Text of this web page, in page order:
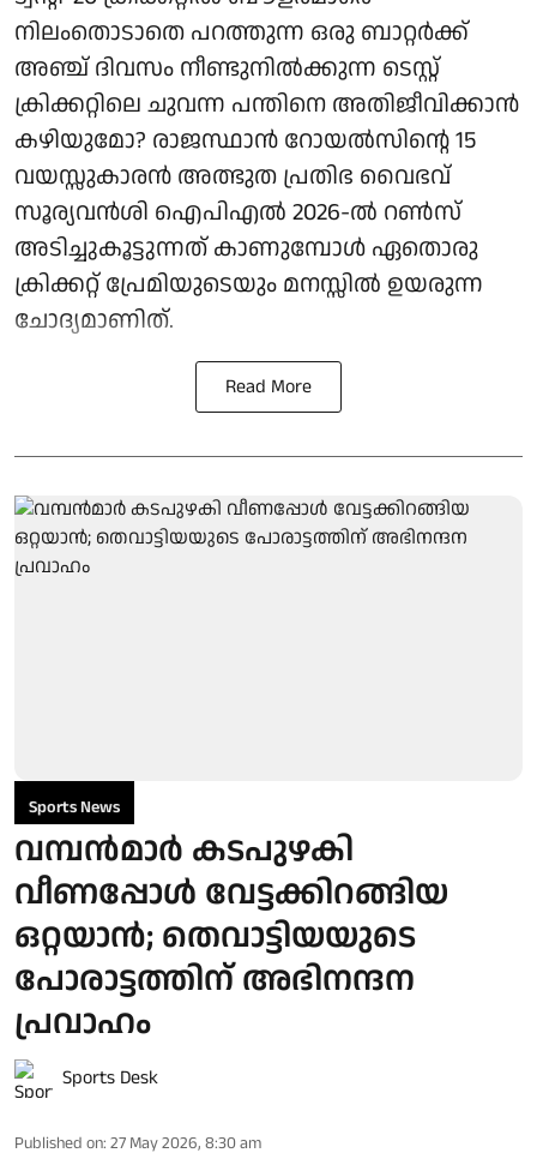
നിലംതൊടാതെ പറത്തുന്ന ഒരു ബാറ്റര്‍ക്ക്
അഞ്ച് ദിവസം നീണ്ടുനില്‍ക്കുന്ന ടെസ്റ്റ്
ക്രിക്കറ്റിലെ ചുവന്ന പന്തിനെ അതിജീവിക്കാന്‍
കഴിയുമോ? രാജസ്ഥാന്‍ റോയല്‍സിന്റെ 15
വയസ്സുകാരന്‍ അത്ഭുത പ്രതിഭ വൈഭവ്
സൂര്യവൻശി ഐപിഎല്‍ 2026-ല്‍ റണ്‍സ്
അടിച്ചുകൂട്ടുന്നത് കാണുമ്പോള്‍ ഏതൊരു
ക്രിക്കറ്റ് പ്രേമിയുടെയും മനസ്സില്‍ ഉയരുന്ന
ചോദ്യമാണിത്.
Read More
Sports News
വമ്പന്‍മാർ കടപുഴകി
വീണപ്പോള്‍ വേട്ടക്കിറങ്ങിയ
ഒറ്റയാന്‍; തെവാട്ടിയയുടെ
പോരാട്ടത്തിന് അഭിനന്ദന
പ്രവാഹം
Sports Desk
Published on: 27 May 2026, 8:30 am